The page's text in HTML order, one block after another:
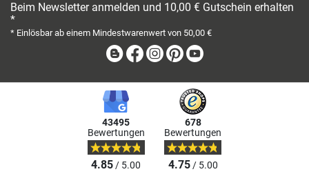
Beim Newsletter anmelden und 10,00 € Gutschein erhalten
*
* Einlösbar ab einem Mindestwarenwert von 50,00 €
BlogFacebook
Instagram
Pinterest
43495
Bewertungen
4.85/ 5.00
678
Bewertungen
4.75/ 5.00